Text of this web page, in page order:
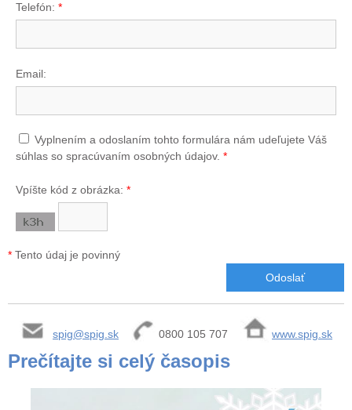
Telefón: *
Email:
Vyplnením a odoslaním tohto formulára nám udeľujete Váš
súhlas so spracúvaním osobných údajov. *
Vpíšte kód z obrázka: *
* Tento údaj je povinný
spig@spig.sk 0800 105 707 www.spig.sk
Prečítajte si celý časopis